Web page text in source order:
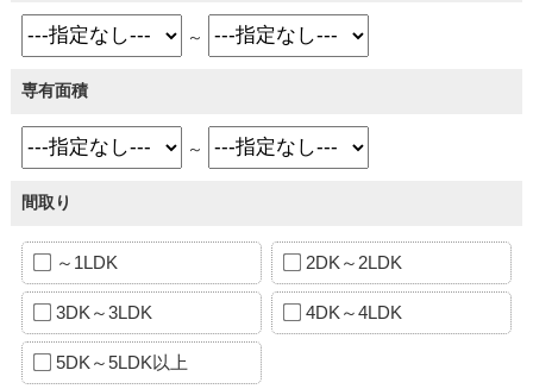
～
専有面積
～
間取り
～1LDK 2DK～2LDK
3DK～3LDK 4DK～4LDK
5DK～5LDK以上